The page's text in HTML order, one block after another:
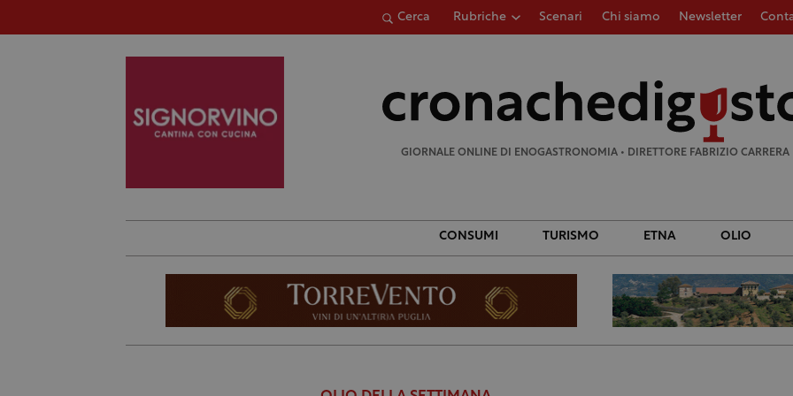
Cerca Rubriche Scenari Chi siamo Newsletter
GIORNALE ONLINE DI ENOGASTRONOMIA • DIRETTORE FABRIZIO CARRERA
CONSUMI TURISMO ETNA OLIO